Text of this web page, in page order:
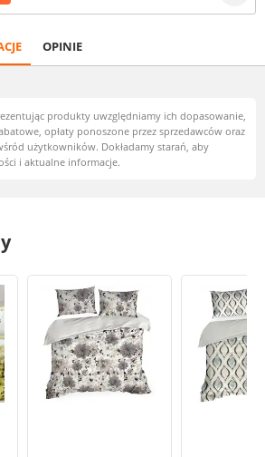
OPINIE
produkty uwzględniamy ich dopasowanie,
opłaty ponoszone przez sprzedawców oraz
użytkowników. Dokładamy starań, aby
i aktualne informacje.